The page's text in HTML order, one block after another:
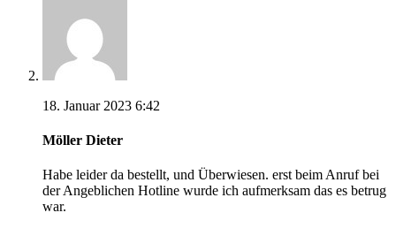
18. Januar 2023 6:42
Möller Dieter
Habe leider da bestellt, und Überwiesen. erst beim Anruf bei
der Angeblichen Hotline wurde ich aufmerksam das es betrug
war.